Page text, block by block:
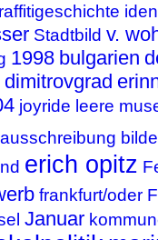
Stadtbild v.
1998 bulgarien
dimitrovgrad
joyride leere
ausschreibung
erich opitz
frankfurt/oder
Januar